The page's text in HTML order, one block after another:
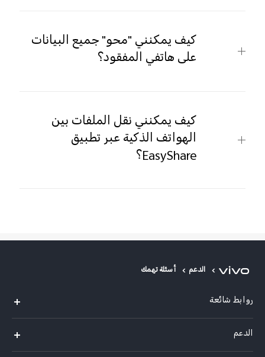
كيف يمكنني "محو" جميع البيانات
على هاتفي المفقود؟
كيف يمكنني نقل الملفات بين
الهواتف الذكية عبر تطبيق
EasyShare؟
الدعم أسئلة تهمك
روابط شائعة
Y28
الدعم